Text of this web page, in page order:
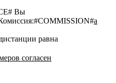
Вы
#COMMISSION#a
равна
согласен